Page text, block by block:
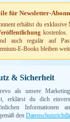
für Newsletter-
erhältst du exklusive
kostenlos.
auch regulär auf
E-Books bleiben
& Sicherheit
als unsere
erklärst du dich
Informationen
den